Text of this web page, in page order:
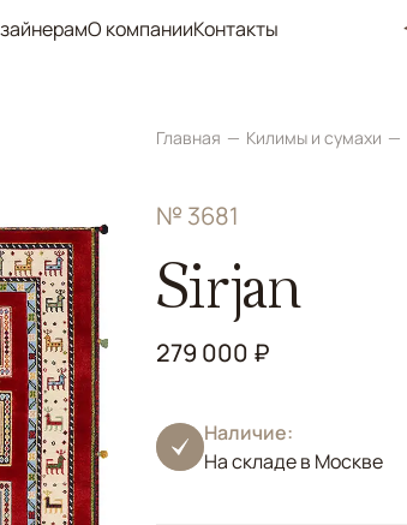
О компанииКонтакты
Главная Килимы и сумахи
№ 3681
Sirjan
279 000 ₽
Наличие:
На складе в Москве